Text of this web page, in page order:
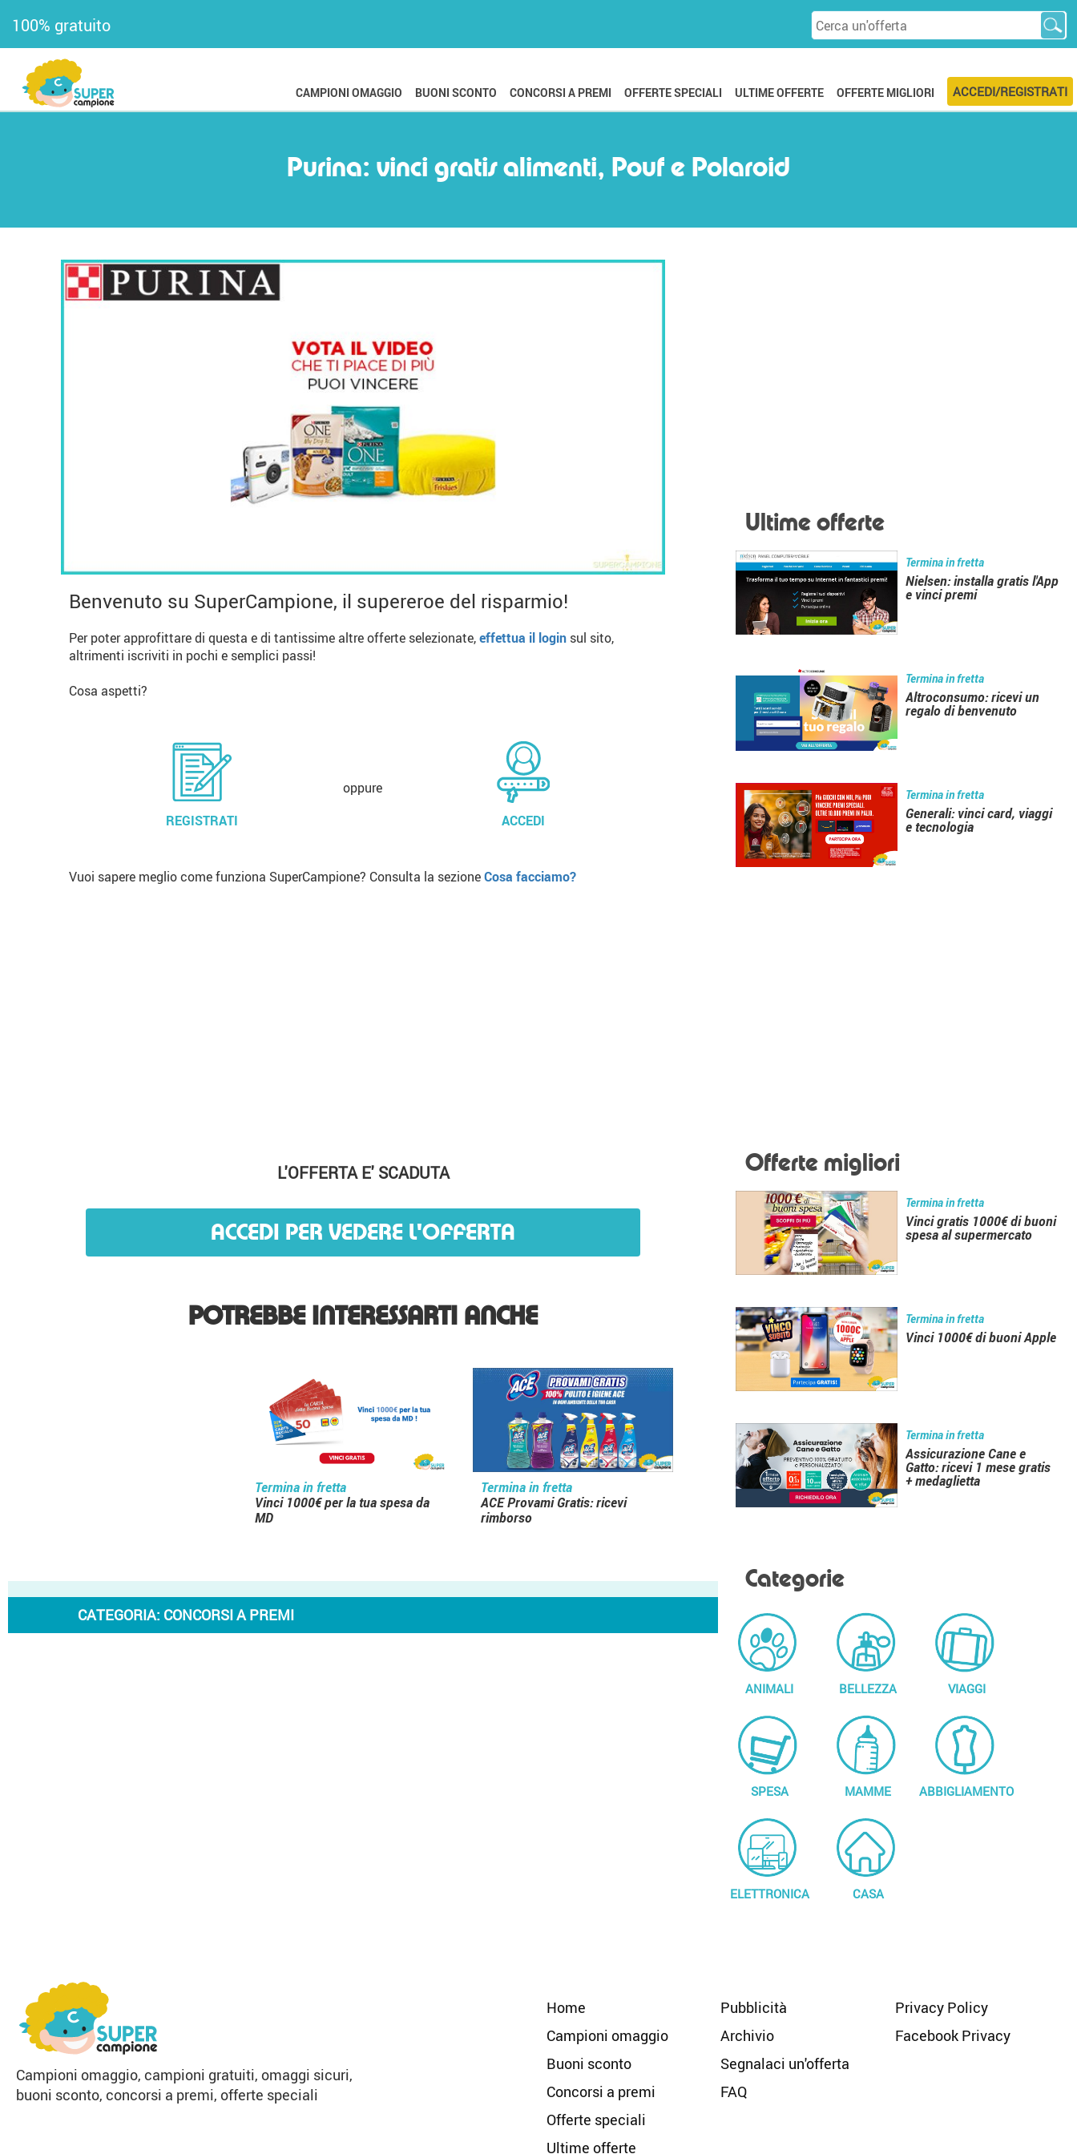
100% gratuito
ACCEDI/REGISTRATI
ULTIME OFFERTE OFFERTE MIGLIORI
CAMPIONI OMAGGIO BUONI SCONTO CONCORSI A PREMI OFFERTE SPECIALI
Purina: vinci gratis alimenti, Pouf e Polaroid
Benvenuto su SuperCampione, il supereroe del risparmio!
Per poter approfittare di questa e di tantissime altre offerte selezionate,effettua il login sul sito,
altrimenti iscriviti in pochi e semplici passi!
Cosa aspetti?
REGISTRATI
oppure
ACCEDI
Vuoi sapere meglio come funziona SuperCampione? Consulta la sezioneCosa facciamo?
L'OFFERTA E' SCADUTA
ACCEDI PER VEDERE L'OFFERTA
POTREBBE INTERESSARTI ANCHE
Termina in fretta
Vinci 1000€ per la tua spesa da
MD
Termina in fretta
ACE Provami Gratis: ricevi
rimborso
CATEGORIA: CONCORSI A PREMI
Ultime offerte
Termina in fretta
Nielsen: installa gratis l'App
e vinci premi
Termina in fretta
Altroconsumo: ricevi un
regalo di benvenuto
Termina in fretta
Generali: vinci card, viaggi
e tecnologia
Offerte migliori
Termina in fretta
Vinci gratis 1000€ di buoni
spesa al supermercato
Termina in fretta
Vinci 1000€ di buoni Apple
Termina in fretta
Assicurazione Cane e
Gatto: ricevi 1 mese gratis
+ medaglietta
Categorie
ANIMALI BELLEZZA VIAGGI
SPESA MAMME ABBIGLIAMENTO
ELETTRONICA CASA
Campioni omaggio, campioni gratuiti, omaggi sicuri,
buoni sconto, concorsi a premi, offerte speciali
Home
Campioni omaggio
Buoni sconto
Concorsi a premi
Offerte speciali
Ultime offerte
Pubblicità
Archivio
Segnalaci un'offerta
FAQ
Privacy Policy
Facebook Privacy